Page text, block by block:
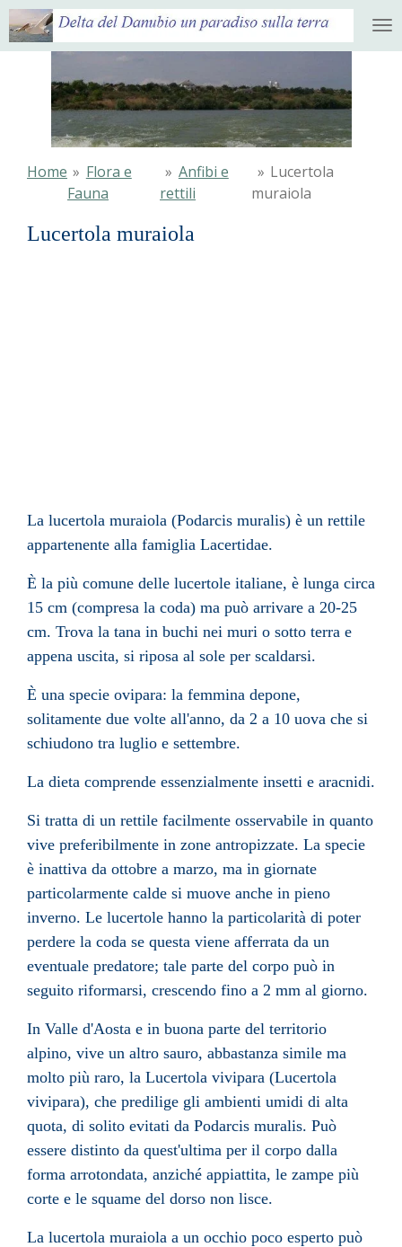
direct
hoofdinhoud
Home » Flora e
Fauna
» Anfibi e
rettili
» Lucertola
muraiola
Lucertola muraiola
La lucertola muraiola (Podarcis muralis) è un rettile
appartenente alla famiglia Lacertidae.
È la più comune delle lucertole italiane, è lunga circa
15 cm (compresa la coda) ma può arrivare a 20-25
cm. Trova la tana in buchi nei muri o sotto terra e
appena uscita, si riposa al sole per scaldarsi.
È una specie ovipara: la femmina depone,
solitamente due volte all'anno, da 2 a 10 uova che si
schiudono tra luglio e settembre.
La dieta comprende essenzialmente insetti e aracnidi.
Si tratta di un rettile facilmente osservabile in quanto
vive preferibilmente in zone antropizzate. La specie
è inattiva da ottobre a marzo, ma in giornate
particolarmente calde si muove anche in pieno
inverno. Le lucertole hanno la particolarità di poter
perdere la coda se questa viene afferrata da un
eventuale predatore; tale parte del corpo può in
seguito riformarsi, crescendo fino a 2 mm al giorno.
In Valle d'Aosta e in buona parte del territorio
alpino, vive un altro sauro, abbastanza simile ma
molto più raro, la Lucertola vivipara (Lucertola
vivipara), che predilige gli ambienti umidi di alta
quota, di solito evitati da Podarcis muralis. Può
essere distinto da quest'ultima per il corpo dalla
forma arrotondata, anziché appiattita, le zampe più
corte e le squame del dorso non lisce.
La lucertola muraiola a un occhio poco esperto può